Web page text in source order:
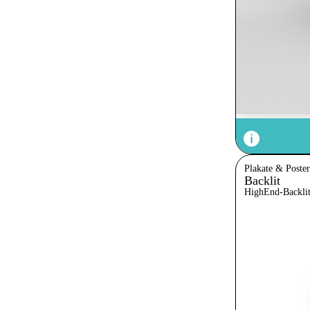
Plakate & Poster
Backlit
HighEnd-